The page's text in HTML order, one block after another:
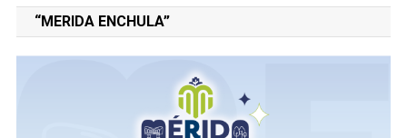
“MERIDA ENCHULA”